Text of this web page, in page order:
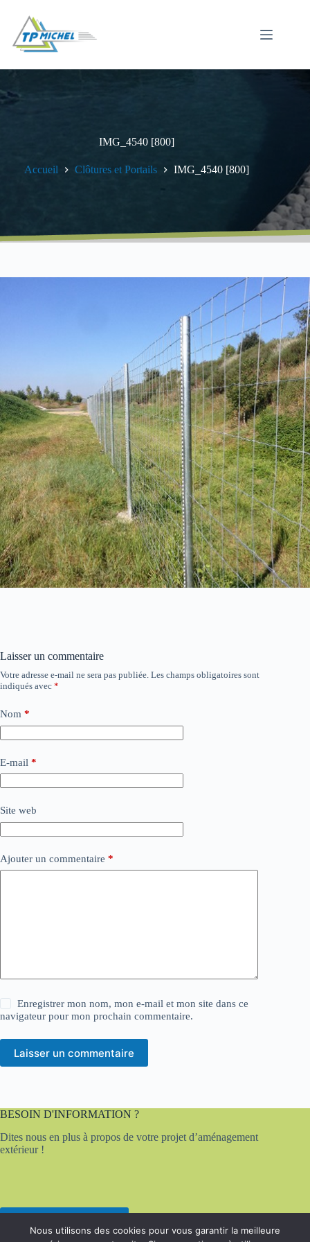
contenu
IMG_4540 [800]
Accueil Clôtures et Portails IMG_4540 [800]
Laisser un commentaire
Votre adresse e-mail ne sera pas publiée. Les champs obligatoires sont
indiqués avec *
Nom *
E-mail *
Site web
Ajouter un commentaire *
Enregistrer mon nom, mon e-mail et mon site dans ce
navigateur pour mon prochain commentaire.
Laisser un commentaire
BESOIN D'INFORMATION ?
Dites nous en plus à propos de votre projet d’aménagement
extérieur !
Contactez-nous
Nous utilisons des cookies pour vous garantir la meilleure